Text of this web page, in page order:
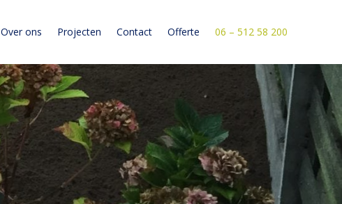
Over ons Projecten Contact Offerte 06 – 512 58 200